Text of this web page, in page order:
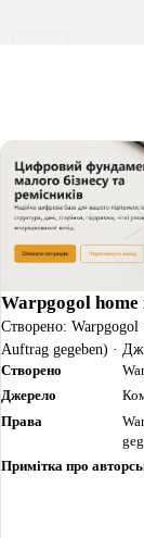
Warpgogol
Створено:
Auftrag gegeben) ·
Створено
Джерело
Права
Примітка про